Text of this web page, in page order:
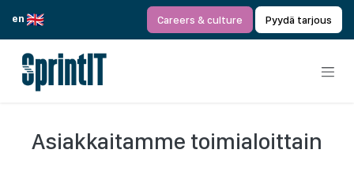
en
Careers & culture Pyydä tarjous
Asiakkaitamme toimialoittain